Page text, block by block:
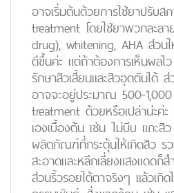
อาจเริ่มต้นด้วยการใช้ยาปรับ
treatment โดยใช้ยาพวกละล
drug), whitening, AHA ส่ว
ดีขึ้นค่ะ แต่ถ้าต้องการเห็นผลไ
รักษาสิวเสี้ยนและสิวอุดตันได้
อาจจะอยู่ประมาณ 500-
treatment ด้วยหรือเปล่าน่ะค่
เองเบื้องต้น เช่น ไม่บีบ แกะสิ
ผลิตภัณฑ์ที่กระตุ้นให้เกิดสิว ร
สะอาดและหลีกเลี่ยงแสงแดดก็
ส่วนริ้วรอยใต้ตาจริงๆ แล้วเกิ